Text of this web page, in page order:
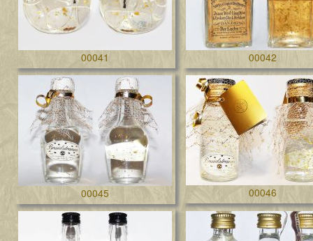
00041 00042
00045 00046